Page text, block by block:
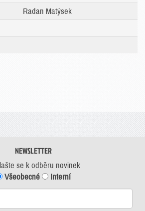
Radan Matýsek
NEWSLETTER
se k odběru novinek
Všeobecné
Interní